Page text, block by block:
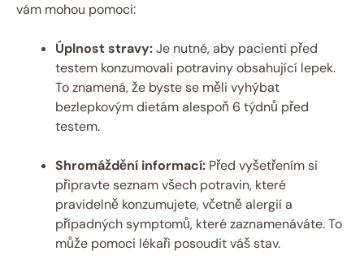
⁢vám mohou⁢ pomoci:
Úplnost ⁣stravy:Je nutné, aby pacienti⁤ před
testem konzumovali potraviny obsahující lepek.
To znamená, že byste‍ se‍ měli vyhýbat
bezlepkovým dietám alespoň 6 týdnů před
testem.
Shromáždění informací: Před vyšetřením si
připravte seznam​ všech potravin, které
pravidelně konzumujete,⁤ včetně alergií ‍a⁤
případných symptomů,‌ které zaznamenáváte. To
může pomoci lékaři posoudit ⁤váš stav.